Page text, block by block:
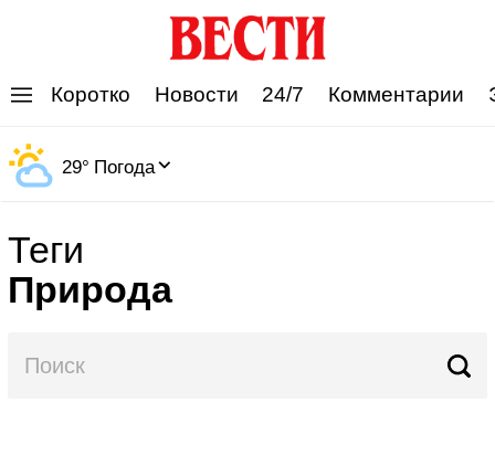
Коротко Новости 24/7 Комментарии
29° Погода
Теги
Природа